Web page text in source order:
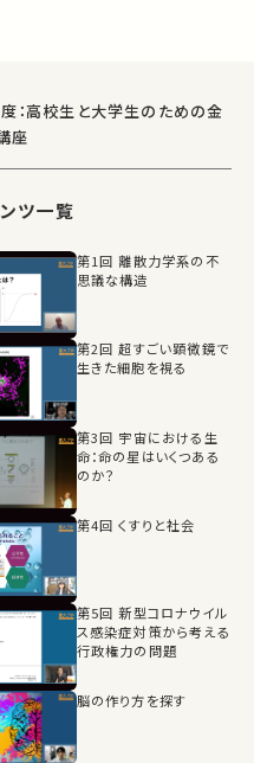
37:24
脳をつくる？
51:08
：高校生と大学生のための金
座
ツ一覧
第1回 離散力学系の不
思議な構造
第2回 超すごい顕微鏡で
生きた細胞を視る
第3回 宇宙における生
命：命の星はいくつある
のか？
第4回 くすりと社会
第5回 新型コロナウイル
ス感染症対策から考える
行政権力の問題
脳の作り方を探す